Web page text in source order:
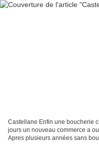
Castellane Enfin une boucherie
jours un nouveau commerce a
Apres plusieurs années sans